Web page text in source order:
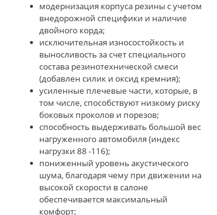
модернизация корпуса резины с учетом
внедорожной специфики и наличие
двойного корда;
исключительная износостойкость и
выносливость за счет специального
состава резинотехнической смеси
(добавлен силик и оксид кремния);
усиленные плечевые части, которые, в
том числе, способствуют низкому риску
боковых проколов и порезов;
способность выдерживать большой вес
нагруженного автомобиля (индекс
нагрузки 88 -116);
пониженный уровень акустического
шума, благодаря чему при движении на
высокой скорости в салоне
обеспечивается максимальный
комфорт;